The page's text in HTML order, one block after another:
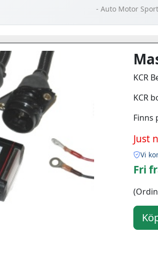
- Auto Motor Sport
KCR
KCR
Finns
Just
Vi
Fri